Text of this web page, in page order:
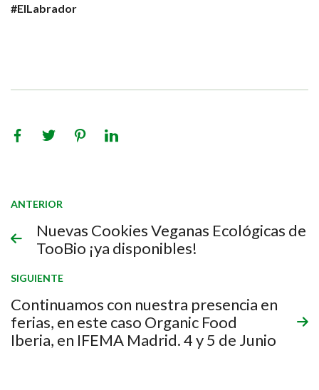
#ElLabrador
ANTERIOR
Nuevas Cookies Veganas Ecológicas de
TooBio ¡ya disponibles!
SIGUIENTE
Continuamos con nuestra presencia en
ferias, en este caso Organic Food
Iberia, en IFEMA Madrid. 4 y 5 de Junio